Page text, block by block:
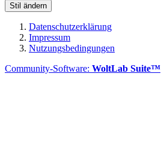
Stil ändern
Datenschutzerklärung
Impressum
Nutzungsbedingungen
Community-Software: WoltLab Suite™